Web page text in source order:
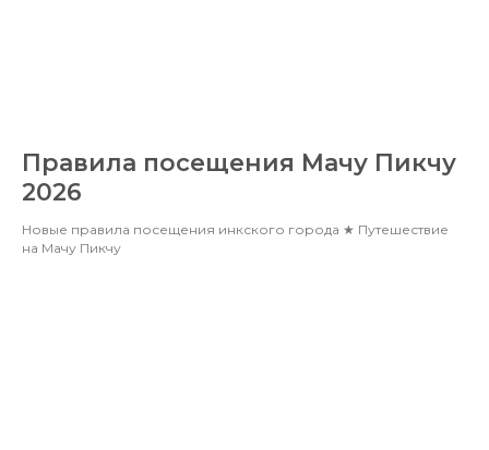
Правила посещения Мачу Пикчу
2026
Новые правила посещения инкского города ★ Путешествие
на Мачу Пикчу